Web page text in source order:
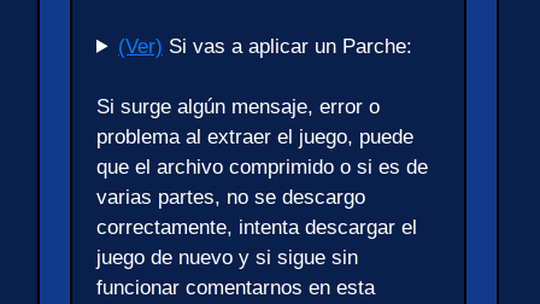
(Ver) Si vas a aplicar un Parche:
Si surge algún mensaje, error o
problema al extraer el juego, puede
que el archivo comprimido o si es de
varias partes, no se descargo
correctamente, intenta descargar el
juego de nuevo y si sigue sin
funcionar comentarnos en esta